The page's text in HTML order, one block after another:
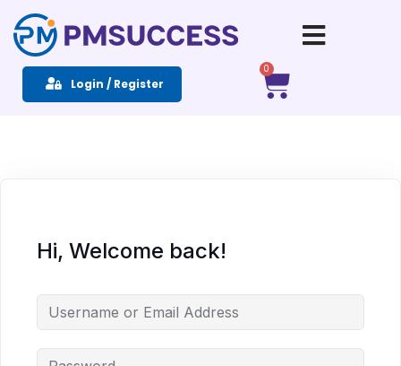
Login / Register
0
Hi, Welcome back!
Sign in Sign up
Sign in
Remember me Lost your password?